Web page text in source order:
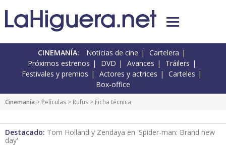
CINEMANÍA: Noticias de cine
Cartelera
Próximos estrenos
DVD Avances
Tráilers
Festivales y premios
Actores y actrices
Carteles
Box-office
Cinemanía > Películas > Rufus > Ficha técnica
Destacado: Tom Holland y Zendaya en 'Spider-man: Brand new
day'